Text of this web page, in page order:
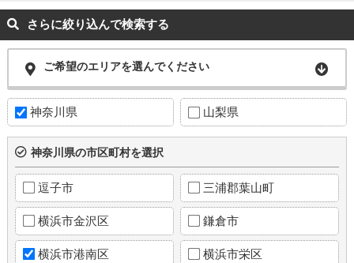
さらに絞り込んで検索する
ご希望のエリアを選んでください
神奈川県 山梨県
神奈川県の市区町村を選択
逗子市 三浦郡葉山町
横浜市金沢区 鎌倉市
横浜市港南区 横浜市栄区